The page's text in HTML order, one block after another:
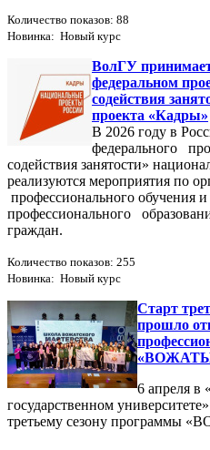
Количество показов: 88
Новинка: Новый курс
ВолГУ принимает
федеральном
содействия
проекта «Кадры»
В 2026 году в
федерального
содействия занятости»
реализуются мероприятия по
профессионального обучения
профессионального
граждан.
Количество показов: 255
Новинка: Новый курс
Старт
прошло
6 апреля в
государственном
третьему сезону программы